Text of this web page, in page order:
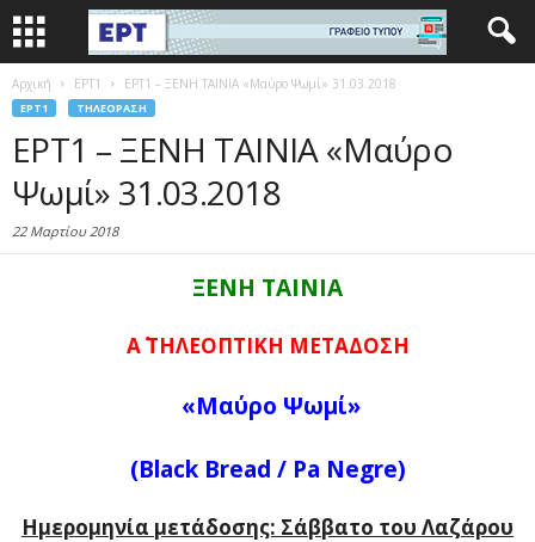
Αρχική EΡΤ1 ΕΡΤ1 – ΞΕΝΗ ΤΑΙΝΙΑ «Μαύρο Ψωμί» 31.03.2018
EΡΤ1 ΤΗΛΕΌΡΑΣΗ
ΕΡΤ1 – ΞΕΝΗ ΤΑΙΝΙΑ «Μαύρο
Ψωμί» 31.03.2018
22 Μαρτίου 2018
ΞΕΝΗ ΤΑΙΝΙΑ
Α΄ ΤΗΛΕΟΠΤΙΚΗ ΜΕΤΑΔΟΣΗ
«Μαύρο Ψωμί»
(Black Bread / Pa Negre)
Ημερομηνία μετάδοσης: Σάββατο του Λαζάρου